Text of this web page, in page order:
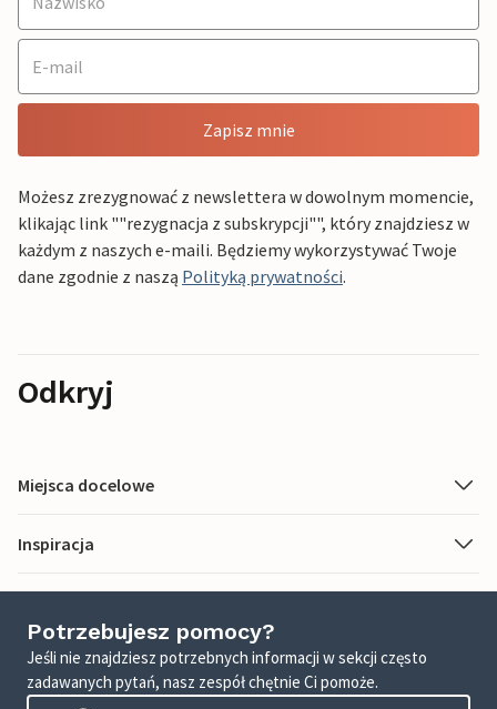
Zapisz mnie
Możesz zrezygnować z newslettera w dowolnym momencie,
klikając link ""rezygnacja z subskrypcji"", który znajdziesz w
każdym z naszych e-maili. Będziemy wykorzystywać Twoje
dane zgodnie z naszą Polityką prywatności.
Odkryj
Miejsca docelowe
Inspiracja
Potrzebujesz pomocy?
Jeśli nie znajdziesz potrzebnych informacji w sekcji często
zadawanych pytań, nasz zespół chętnie Ci pomoże.